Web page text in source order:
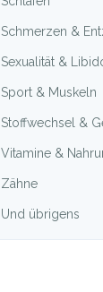
Schmerzen &
Sexualität &
Sport & Muskeln
Stoffwechsel &
Vitamine &
Zähne
Und übrigens